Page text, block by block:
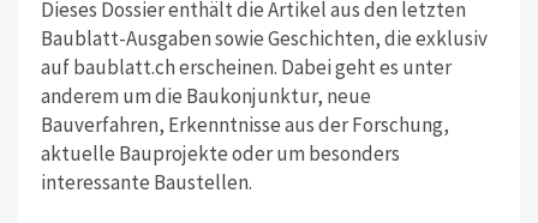
Dieses Dossier enthält die Artikel aus den letzten
Baublatt-Ausgaben sowie Geschichten, die exklusiv
auf baublatt.ch erscheinen. Dabei geht es unter
anderem um die Baukonjunktur, neue
Bauverfahren, Erkenntnisse aus der Forschung,
aktuelle Bauprojekte oder um besonders
interessante Baustellen.